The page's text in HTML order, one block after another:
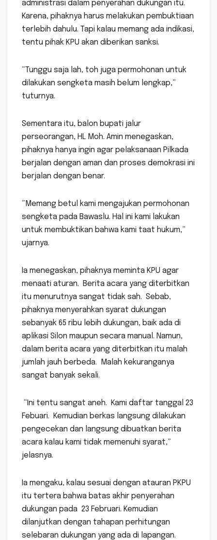
administrasi dalam penyerahan dukungan itu.
Karena, pihaknya harus melakukan pembuktiaan
terlebih dahulu. Tapi kalau memang ada indikasi,
tentu pihak KPU akan diberikan sanksi.
“Tunggu saja lah, toh juga permohonan untuk
dilakukan sengketa masih belum lengkap,”
tuturnya.
Sementara itu, balon bupati jalur
perseorangan, HL Moh. Amin menegaskan,
pihaknya hanya ingin agar pelaksanaan Pilkada
berjalan dengan aman dan proses demokrasi ini
berjalan dengan benar.
“Memang betul kami mengajukan permohonan
sengketa pada Bawaslu. Hal ini kami lakukan
untuk membuktikan bahwa kami taat hukum,”
ujarnya.
Ia menegaskan, pihaknya meminta KPU agar
menaati aturan. Berita acara yang diterbitkan
itu menurutnya sangat tidak sah. Sebab,
pihaknya menyerahkan syarat dukungan
sebanyak 65 ribu lebih dukungan, baik ada di
aplikasi Silon maupun secara manual. Namun,
dalam berita acara yang diterbitkan itu malah
jumlah jauh berbeda. Malah kekuranganya
sangat banyak sekali.
“Ini tentu sangat aneh. Kami daftar tanggal 23
Febuari. Kemudian berkas langsung dilakukan
pengecekan dan langsung dibuatkan berita
acara kalau kami tidak memenuhi syarat,”
jelasnya.
Ia mengaku, kalau sesuai dengan atauran PKPU
itu tertera bahwa batas akhir penyerahan
dukungan pada 23 Februari. Kemudian
dilanjutkan dengan tahapan perhitungan
selebaran dukungan yang ada di lapangan.